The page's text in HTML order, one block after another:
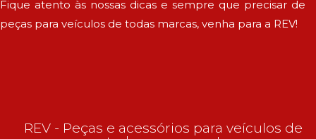
Fique atento às nossas dicas e sempre que precisar de
peças para veículos de todas marcas, venha para a REV!
REV - Peças e acessórios para veículos de